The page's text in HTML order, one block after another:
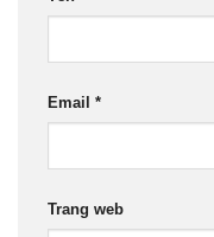
Email *
Trang web